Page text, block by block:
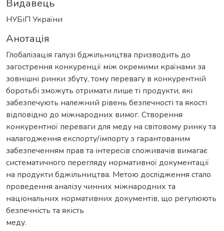
Видавець
НУБіП України
Анотація
Глобалізація галузі бджільництва призводить до
загострення конкуренції між окремими країнами за
зовнішні ринки збуту, тому перевагу в конкурентній
боротьбі зможуть отримати лише ті продукти, які
забезпечують належний рівень безпечності та якості
відповідно до міжнародних вимог. Створення
конкурентної переваги для меду на світовому ринку та
налагодження експорту/імпорту з гарантованим
забезпеченням прав та інтересів споживачів вимагає
систематичного перегляду нормативної документації
на продукти бджільництва. Метою дослідження стало
проведення аналізу чинних міжнародних та
національних нормативних документів, що регулюють
безпечність та якість
меду.